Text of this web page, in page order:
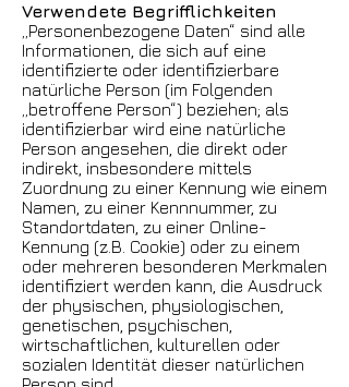
Verwendete Begrifflichkeiten
„Personenbezogene Daten“ sind alle
Informationen, die sich auf eine
identifizierte oder identifizierbare
natürliche Person (im Folgenden
„betroffene Person“) beziehen; als
identifizierbar wird eine natürliche
Person angesehen, die direkt oder
indirekt, insbesondere mittels
Zuordnung zu einer Kennung wie einem
Namen, zu einer Kennnummer, zu
Standortdaten, zu einer Online-
Kennung (z.B. Cookie) oder zu einem
oder mehreren besonderen Merkmalen
identifiziert werden kann, die Ausdruck
der physischen, physiologischen,
genetischen, psychischen,
wirtschaftlichen, kulturellen oder
sozialen Identität dieser natürlichen